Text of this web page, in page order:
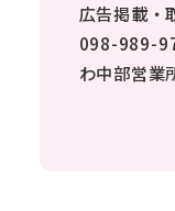
広告掲載・
098-989-
わ中部営業